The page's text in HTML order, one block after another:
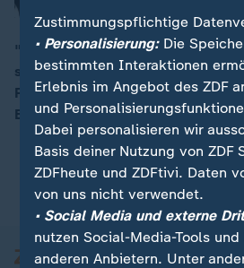
00:14
"Die Attacken […] auf die UNO-
seien "nicht hinnehmbar". Die EU
Feuerpause", so ZDF-
Brüssel.
Zustimmungspflichtige
• Personalisierung:Die
bestimmten Interaktionen
Erlebnis im Angebot des ZDF
und
Dabei personalisieren wir
Basis deiner Nutzung von ZDF
ZDFheute und ZDFtivi. Daten
von uns nicht verwendet.
• Social Media und externe
nutzen Social-Media-Tools
anderen Anbietern. Unter